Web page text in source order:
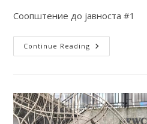
Соопштение до јавноста #1
Continue Reading